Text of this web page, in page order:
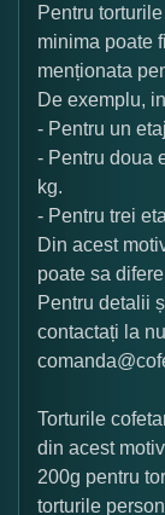
Pentru
minima poate
menționata
De exemplu,
- Pentru un
- Pentru doua
kg.
- Pentru trei
Din acest
poate sa
Pentru detalii
contactați la
Torturile
din acest
200g pentru
torturile